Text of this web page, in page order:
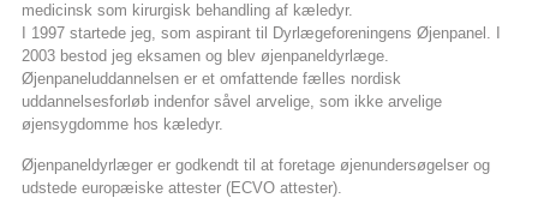
medicinsk som kirurgisk behandling af kæledyr.
I 1997 startede jeg, som aspirant til Dyrlægeforeningens Øjenpanel. I
2003 bestod jeg eksamen og blev øjenpaneldyrlæge.
Øjenpaneluddannelsen er et omfattende fælles nordisk
uddannelsesforløb indenfor såvel arvelige, som ikke arvelige
øjensygdomme hos kæledyr.
Øjenpaneldyrlæger er godkendt til at foretage øjenundersøgelser og
udstede europæiske attester (ECVO attester).